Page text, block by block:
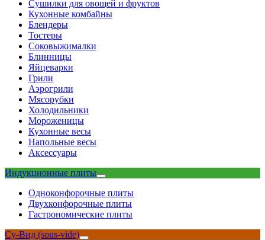
Сушилки для овощей и фруктов
Кухонные комбайны
Блендеры
Тостеры
Соковыжималки
Блинницы
Яйцеварки
Грили
Аэрогрили
Мясорубки
Холодильники
Мороженицы
Кухонные весы
Напольные весы
Аксессуары
Индукционные плиты
Одноконфорочные плиты
Двухконфорочные плиты
Гастрономические плиты
Су-Вид (sous-vide)